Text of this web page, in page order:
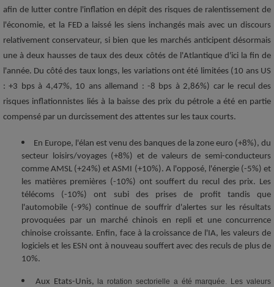
afin de lutter contre l'inflation en dépit des risques de ralentissement de
l'économie, et la FED a laissé les siens inchangés mais avec un discours
relativement conservateur, si bien que les marchés anticipent désormais
une à deux hausses de taux des deux côtés de l'Atlantique d'ici la fin de
l'année. Du côté des taux longs, les variations ont été limitées (10 ans US
: +3 bps à 4,47%, 10 ans allemand : -8 bps à 2,86%) car le recul des
risques inflationnistes liés à la baisse des prix du pétrole a été en partie
compensé par un durcissement des attentes sur les taux courts.
En Europe, l'élan est venu des banques de la zone euro (+8%), du
secteur loisirs/voyages (+8%) et de valeurs de semi-conducteurs
comme AMSL (+24%) et ASMI (+10%). A l'opposé, l'énergie (-5%) et
les matières premières (-10%) ont souffert du recul des prix. Les
télécoms (-10%) ont subi des prises de profit tandis que
l'automobile (-9%) continue de souffrir d'alertes sur les résultats
provoquées par un marché chinois en repli et une concurrence
chinoise croissante. Enfin, face à la croissance de l'IA, les valeurs de
logiciels et les ESN ont à nouveau souffert avec des reculs de plus de
10%.
Aux Etats-Unis,
la rotation sectorielle a été marquée. Les valeurs
04/2026
06/2026
08/2026
01/01/2010
675